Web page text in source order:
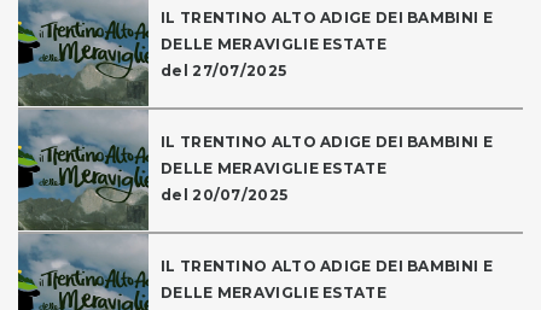
IL TRENTINO ALTO ADIGE DEI BAMBINI E
DELLE MERAVIGLIE ESTATE
del 27/07/2025
IL TRENTINO ALTO ADIGE DEI BAMBINI E
DELLE MERAVIGLIE ESTATE
del 20/07/2025
IL TRENTINO ALTO ADIGE DEI BAMBINI E
DELLE MERAVIGLIE ESTATE